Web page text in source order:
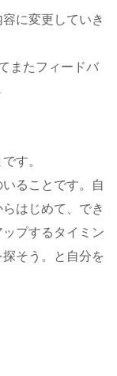
に変更していき
またフィードバ
す。
ることです。自
はじめて、でき
プするタイミン
そう。と自分を